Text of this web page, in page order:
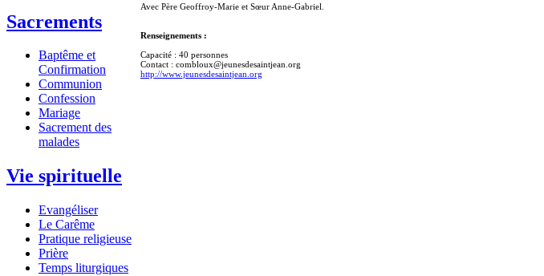
Sacrements
Baptême et
Confirmation
Communion
Confession
Mariage
Sacrement des
malades
Vie spirituelle
Evangéliser
Le Carême
Pratique religieuse
Prière
Temps liturgiques
Avec Père Geoffroy-Marie et Sœur Anne-Gabriel.
Renseignements :
Capacité : 40 personnes
Contact : combloux@jeunesdesaintjean.org
http://www.jeunesdesaintjean.org